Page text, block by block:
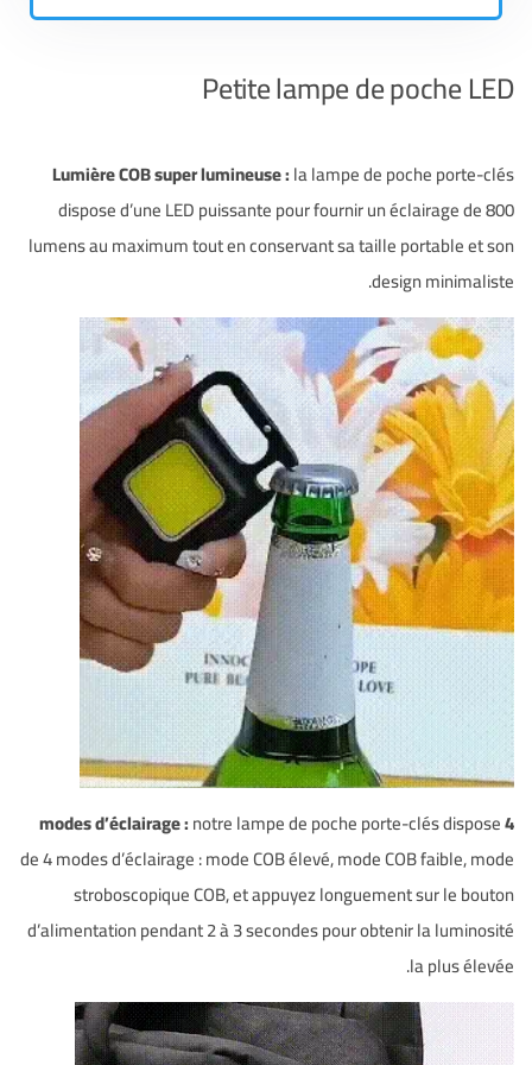
Petite lampe de poche LED
Lumière COB super lumineuse :la lampe de poche porte-clés
dispose d’une LED puissante pour fournir un éclairage de 800
lumens au maximum tout en conservant sa taille portable et son
design minimaliste.
4 modes d’éclairage :
notre lampe de poche porte-clés dispose
de 4 modes d’éclairage : mode COB élevé, mode COB faible, mode
stroboscopique COB, et appuyez longuement sur le bouton
d’alimentation pendant 2 à 3 secondes pour obtenir la luminosité
la plus élevée.